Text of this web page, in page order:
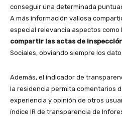
conseguir una determinada
A más información valiosa
especial relevancia aspectos como
compartir las actas de
Sociales, obviando siempre los
Además, el indicador de
la residencia permita comentarios
experiencia y opinión de otros
índice IR de transparencia de